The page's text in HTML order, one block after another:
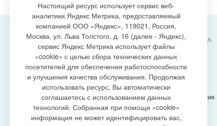
создание сайта
Администрация городского поселения Излучинск, ул.
Энергетиков, 6, пгт. Излучинск, Нижневартовский
район,
Ханты-Мансийский автономный округ-Югра
(Тюменская область), 628634
Сетевое изданиеhttps://www.gp-izluchinsk.ru
16+
Учредитель -Администрация городского поселения
Излучинск
Главный редактор - Бурич Денис Ярославович
Телефон/факс: (3466) 28-13-77 , e-mail:
Настоящий ресурс использует сервис веб-
аналитики Яндекс Метрика, предоставляемый
компанией ООО «Яндекс», 119021, Россия,
Москва, ул. Льва Толстого, д. 16 (далее - Яндекс),
сервис Яндекс Метрика использует файлы
«cookie» с целью сбора технических данных
посетителей для обеспечения работоспособности
и улучшения качества обслуживания. Продолжая
использовать ресурс, Вы автоматически
соглашаетесь с использованием данных
технологий. Собранная при помощи «cookie»
информация не может идентифицировать вас,